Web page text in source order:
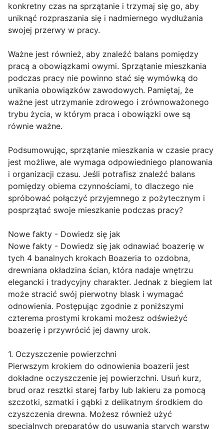
konkretny czas na sprzątanie i trzymaj się go, aby
uniknąć rozpraszania się i nadmiernego wydłużania
swojej przerwy w pracy.
Ważne jest również, aby znaleźć balans pomiędzy
pracą a obowiązkami owymi. Sprzątanie mieszkania
podczas pracy nie powinno stać się wymówką do
unikania obowiązków zawodowych. Pamiętaj, że
ważne jest utrzymanie zdrowego i zrównoważonego
trybu życia, w którym praca i obowiązki owe są
równie ważne.
Podsumowując, sprzątanie mieszkania w czasie pracy
jest możliwe, ale wymaga odpowiedniego planowania
i organizacji czasu. Jeśli potrafisz znaleźć balans
pomiędzy obiema czynnościami, to dlaczego nie
spróbować połączyć przyjemnego z pożytecznym i
posprzątać swoje mieszkanie podczas pracy?
Nowe fakty - Dowiedz się jak
Nowe fakty - Dowiedz się jak odnawiać boazerię w
tych 4 banalnych krokach Boazeria to ozdobna,
drewniana okładzina ścian, która nadaje wnętrzu
elegancki i tradycyjny charakter. Jednak z biegiem lat
może stracić swój pierwotny blask i wymagać
odnowienia. Postępując zgodnie z poniższymi
czterema prostymi krokami możesz odświeżyć
boazerię i przywrócić jej dawny urok.
1. Oczyszczenie powierzchni
Pierwszym krokiem do odnowienia boazerii jest
dokładne oczyszczenie jej powierzchni. Usuń kurz,
brud oraz resztki starej farby lub lakieru za pomocą
szczotki, szmatki i gąbki z delikatnym środkiem do
czyszczenia drewna. Możesz również użyć
specjalnych preparatów do usuwania starych warstw